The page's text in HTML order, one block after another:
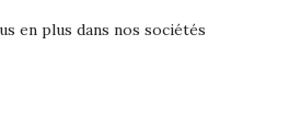
en plus dans nos sociétés